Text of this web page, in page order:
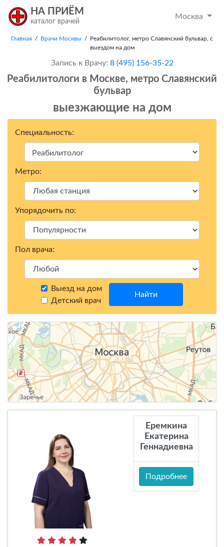
НА ПРИЁМ
каталог врачей
Москва
Главная / Врачи Москвы / Реабилитолог, метро Славянский бульвар, с
выездом на дом
Запись к Врачу: 8 (495) 156-35-22
Реабилитологи в Москвe, метро Славянский
бульвар
выезжающие на дом
Специальность:
Метро:
Упорядочить по:
Пол врача:
Выезд на дом
Детский врач
Найти
Еремкина
Екатерина
Геннадиевна
Подробнее